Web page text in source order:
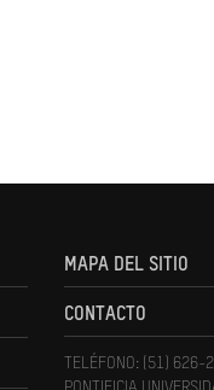
MAPA DEL SITIO
CONTACTO
TELÉFONO: (51)